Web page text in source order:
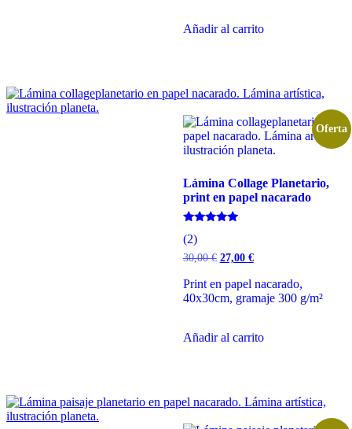
Añadir al carrito
Oferta
Lámina Collage Planetario,
print en papel nacarado
con
5.00
de 5
(2)
30,00€ El
original
era:
30,00 €.
27,00 €El
actual
es:
27,00 €.
Print en papel nacarado,
40x30cm, gramaje 300 g/m²
Añadir al carrito